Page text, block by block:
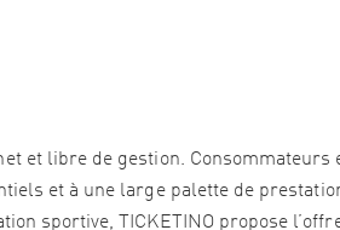
et libre de gestion.
et à une large palette de
sportive, TICKETINO propose